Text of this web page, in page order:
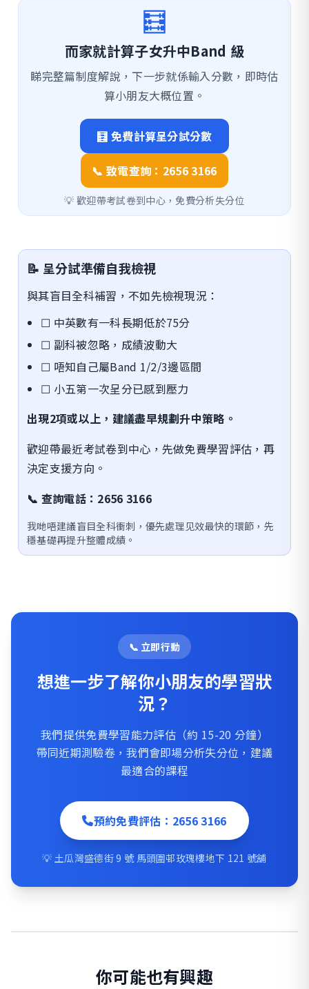
🧮
而家就計算子女升中Band 級
睇完整篇制度解說，下一步就係輸入分數，即時估
算小朋友大概位置。
🧮 免費計算呈分試分數
📞 致電查詢：2656 3166
💡 歡迎帶考試卷到中心，免費分析失分位
📝 呈分試準備自我檢視
與其盲目全科補習，不如先檢視現況：
☐ 中英數有一科長期低於75分
☐ 副科被忽略，成績波動大
☐ 唔知自己屬Band 1/2/3邊區間
☐ 小五第一次呈分已感到壓力
出現2項或以上，建議盡早規劃升中策略。
歡迎帶最近考試卷到中心，先做免費學習評估，再
決定支援方向。
📞 查詢電話：2656 3166
我哋唔建議盲目全科衝刺，優先處理见效最快的環節，先
穩基礎再提升整體成績。
📞 立即行動
想進一步了解你小朋友的學習狀
況？
我們提供免費學習能力評估（約 15-20 分鐘）
帶同近期測驗卷，我們會即場分析失分位，建議
最適合的課程
預約免費評估：2656 3166
💡 土瓜灣盛德街 9 號 馬頭圍邨玫瑰樓地下 121 號舖
你可能也有興趣